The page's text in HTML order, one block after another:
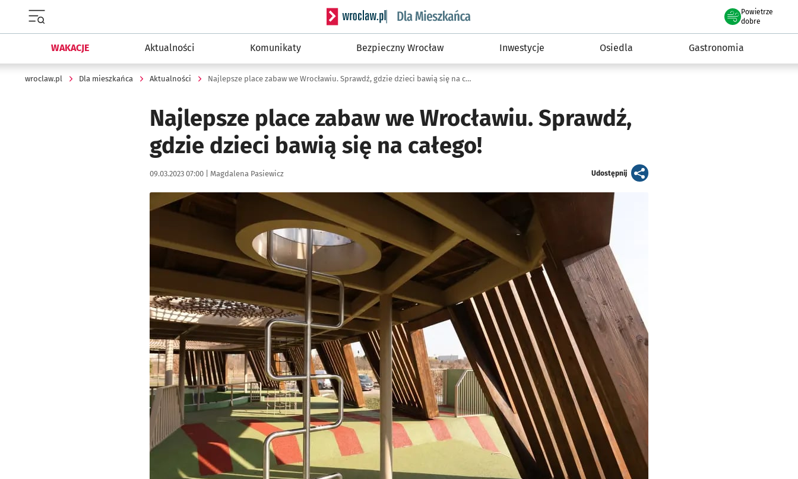
Serwis informacyjny wroclaw.pl podserwis: Dla mieszkańca
Powietrze
we Wrocławiu
dobre
WAKACJE Aktualności Komunikaty Bezpieczny Wrocław Inwestycje Osiedla Gastronomia
wroclaw.pl Dla mieszkańca Aktualności Najlepsze place zabaw we Wrocławiu. Sprawdź, gdzie dzieci bawią się na całego!
Najlepsze place zabaw we Wrocławiu. Sprawdź,
gdzie dzieci bawią się na całego!
Data publikacji:
09.03.2023 07:00 | Autor:
Magdalena Pasiewicz Udostępnijartykuł
Kliknij, aby zobaczyć galerię